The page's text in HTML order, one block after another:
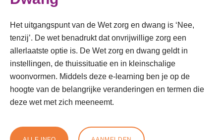
Het uitgangspunt van de Wet zorg en dwang is ‘Nee,
tenzij’. De wet benadrukt dat onvrijwillige zorg een
allerlaatste optie is. De Wet zorg en dwang geldt in
instellingen, de thuissituatie en in kleinschalige
woonvormen. Middels deze e-learning ben je op de
hoogte van de belangrijke veranderingen en termen die
deze wet met zich meeneemt.